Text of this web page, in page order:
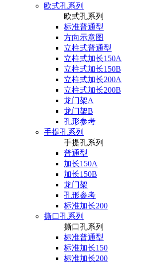
欧式孔系列
欧式孔系列
标准普通型
方向示意图
立柱式普通型
立柱式加长150A
立柱式加长150B
立柱式加长200A
立柱式加长200B
龙门架A
龙门架B
孔形参考
手提孔系列
手提孔系列
普通型
加长150A
加长150B
龙门架
孔形参考
标准加长200
撕口孔系列
撕口孔系列
标准普通型
标准加长150
标准加长200